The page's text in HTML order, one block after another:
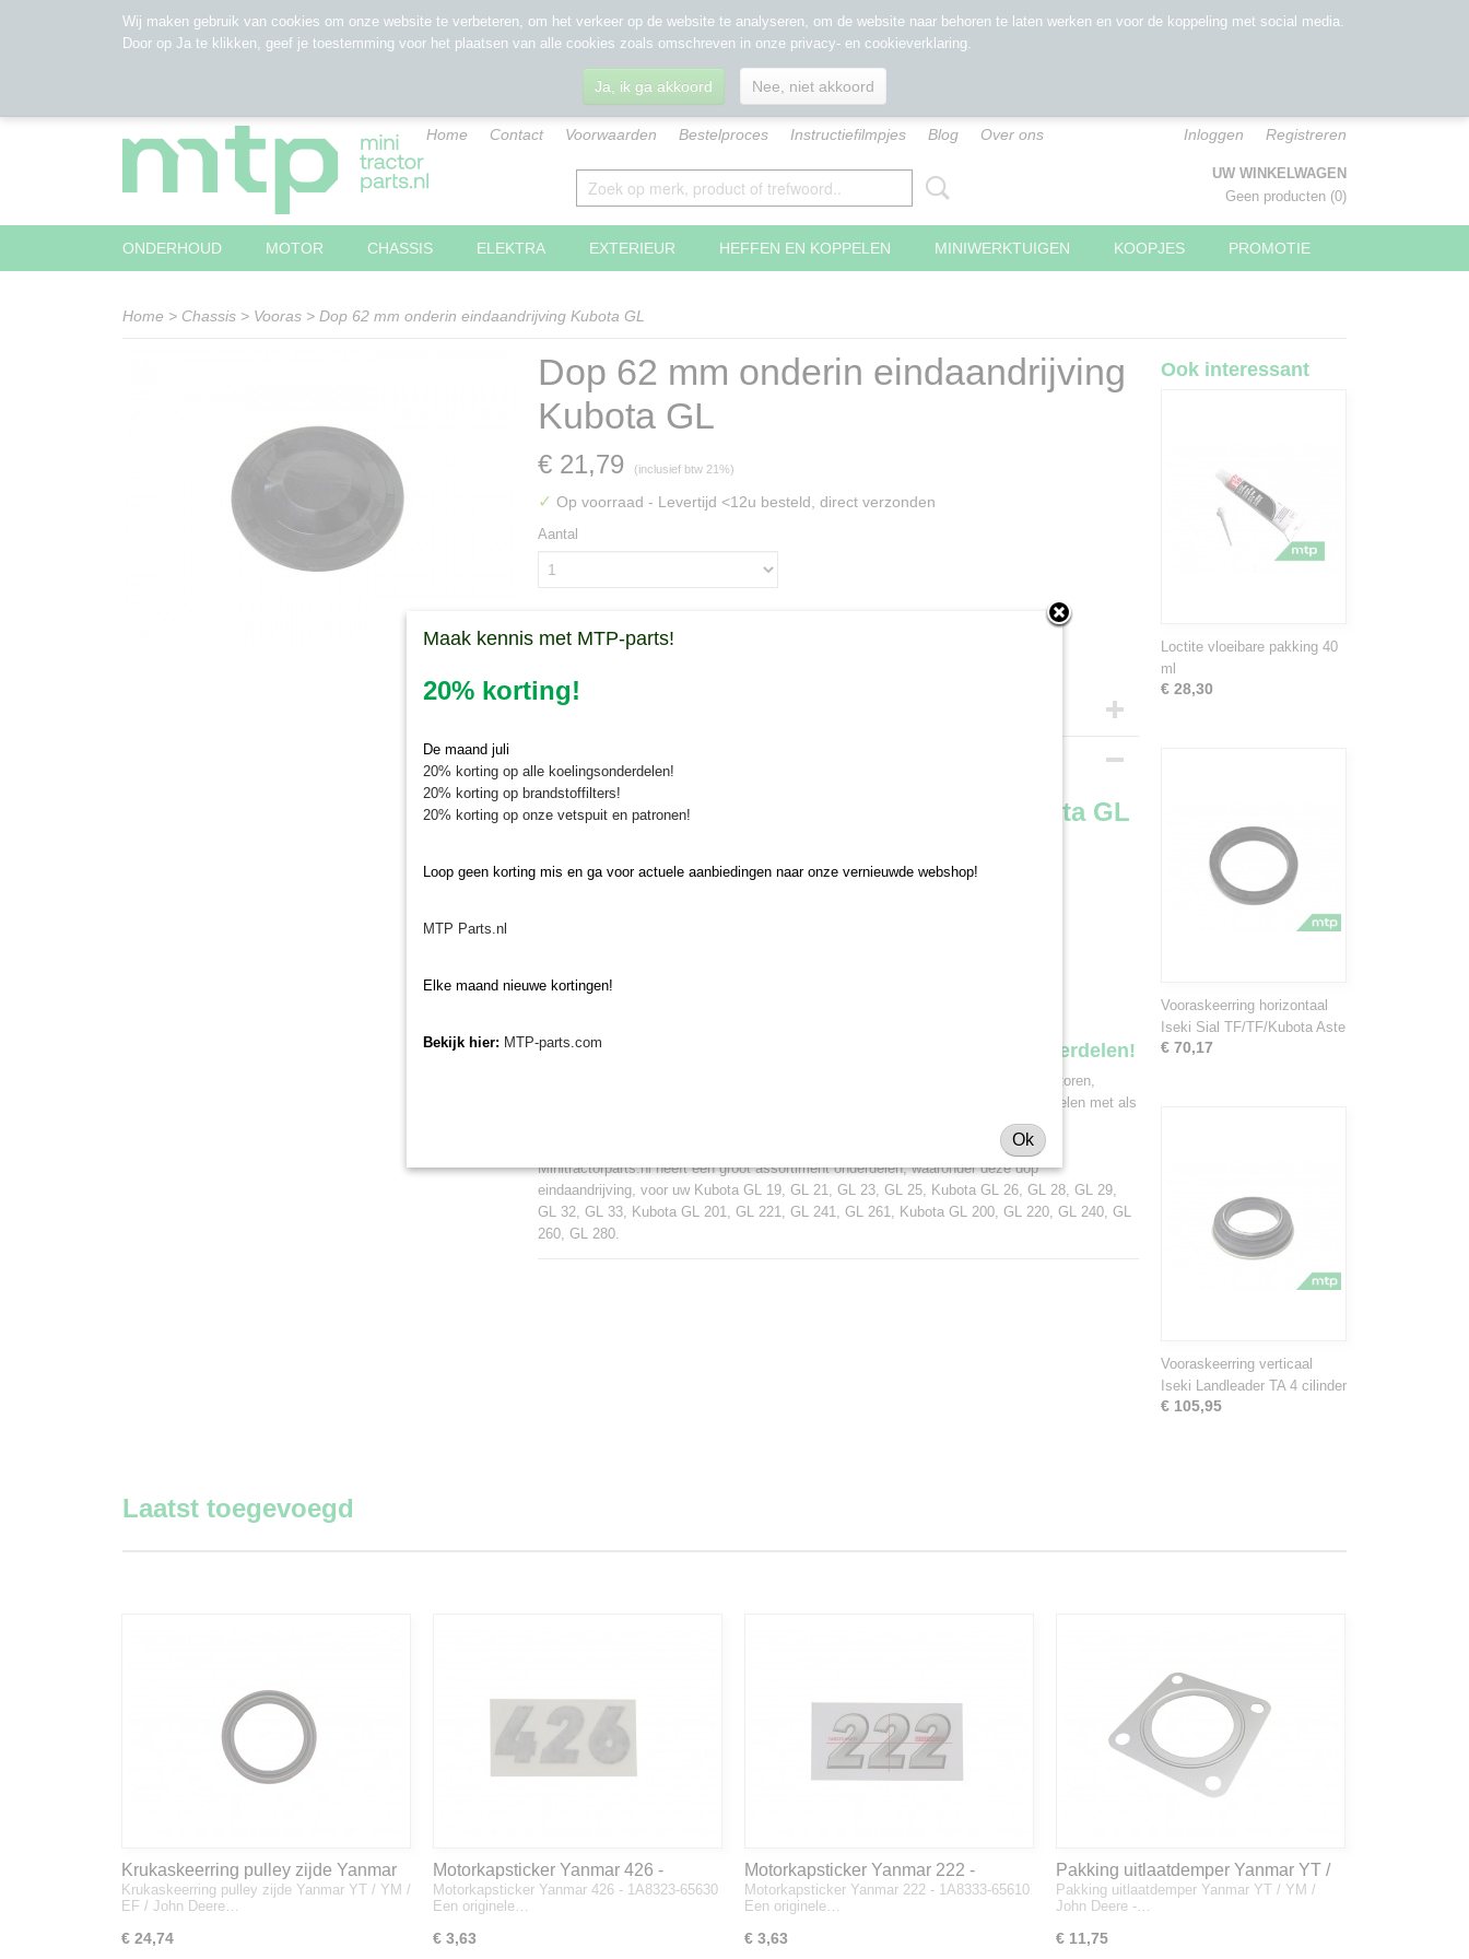
Home Contact Voorwaarden Bestelproces Instructiefilmpjes Blog Over ons Inloggen Registreren
UW WINKELWAGEN
Geen producten (0)
ONDERHOUD MOTOR CHASSIS ELEKTRA EXTERIEUR HEFFEN EN KOPPELEN MINIWERKTUIGEN KOOPJES PROMOTIE
Home > Chassis > Vooras > Dop 62 mm onderin eindaandrijving Kubota GL
Dop 62 mm onderin eindaandrijving
Kubota GL
€ 21,79 (inclusief btw 21%)
✓ Op voorraad - Levertijd <12u besteld, direct verzonden
Aantal
IN WINKELWAGEN
Specificaties
Dop 62 mm onderin eindaandrijving Kubota GL
Kubota GL201, GL221, GL241, GL261
Minitractorparts.nl, uw leverancier voor minitrekker onderdelen!
Minitractorparts heeft een groot assortiment onderdelen op het gebied van minitractoren,
miditractoren, compacttractoren en aanbouwwerktuigen. Wij verkopen deze onderdelen met als
specialisme de Japanse minitractormerken Yanmar, Iseki, Kubota en Shibaura.
Minitractorparts.nl heeft een groot assortiment onderdelen, waaronder deze dop
eindaandrijving, voor uw Kubota GL 19, GL 21, GL 23, GL 25, Kubota GL 26, GL 28, GL 29,
GL 32, GL 33, Kubota GL 201, GL 221, GL 241, GL 261, Kubota GL 200, GL 220, GL 240, GL
260, GL 280.
Ook interessant
Loctite vloeibare pakking 40
ml
€ 28,30
Vooraskeerring horizontaal
Iseki Sial TF/TF/Kubota Aste
€ 70,17
Vooraskeerring verticaal
Iseki Landleader TA 4 cilinder
€ 105,95
Laatst toegevoegd
Krukaskeerring pulley zijde Yanmar
YT / YM / EF / John Deere - 119934-
01800
Krukaskeerring pulley zijde Yanmar YT / YM /
EF / John Deere…
€ 24,74
Motorkapsticker Yanmar 426 -
1A8323-65630
Motorkapsticker Yanmar 426 - 1A8323-65630
Een originele…
€ 3,63
Motorkapsticker Yanmar 222 -
1A8333-65610
Motorkapsticker Yanmar 222 - 1A8333-65610
Een originele…
€ 3,63
Pakking uitlaatdemper Yanmar YT /
YM / John Deere - 128300-13230
Pakking uitlaatdemper Yanmar YT / YM /
John Deere -…
€ 11,75
Wij maken gebruik van cookies om onze website te verbeteren, om het verkeer op de website te analyseren, om de website naar behoren te laten werken en voor de koppeling met social media.
Door op Ja te klikken, geef je toestemming voor het plaatsen van alle cookies zoals omschreven in onze privacy- en cookieverklaring.
Ja, ik ga akkoord Nee, niet akkoord
Maak kennis met MTP-parts!
20% korting!
De maand juli
20% korting op alle koelingsonderdelen!
20% korting op brandstoffilters!
20% korting op onze vetspuit en patronen!
Loop geen korting mis en ga voor actuele aanbiedingen naar onze vernieuwde webshop!
MTP Parts.nl
Elke maand nieuwe kortingen!
Bekijk hier: MTP-parts.com
Ok